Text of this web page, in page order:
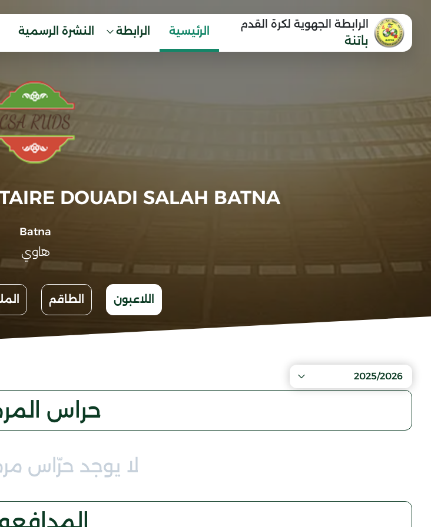
الرابطة الجهوية لكرة القدم
باتنة
الرئيسية الرابطة النشرة الرسمية
DOUADI SALAH BATNA
Batna
هاوي
اللاعبون الطاقم
2025/2026
حراس
لا يوجد حرّاس